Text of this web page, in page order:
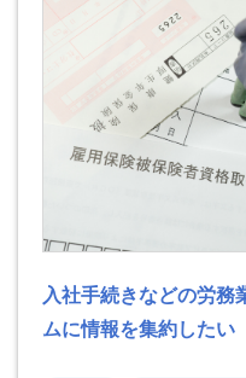
入社手続きなどの労務
ムに情報を集約したい